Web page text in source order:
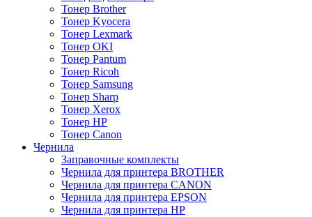
Тонер Brother
Тонер Kyocera
Тонер Lexmark
Тонер OKI
Тонер Pantum
Тонер Ricoh
Тонер Samsung
Тонер Sharp
Тонер Xerox
Тонер НР
Тонер Саnon
Чернила
Заправочные комплекты
Чернила для принтера BROTHER
Чернила для принтера CANON
Чернила для принтера EPSON
Чернила для принтера HP